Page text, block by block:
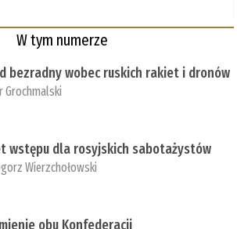
W tym numerze
bezradny wobec ruskich rakiet i dronów
Grochmalski
wstępu dla rosyjskich sabotażystów
Wierzchołowski
obu Konfederacji